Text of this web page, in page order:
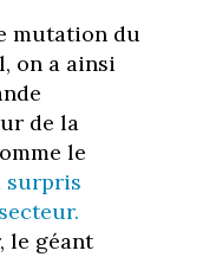
mutation du
on a ainsi
de la
le
surpris
le géant